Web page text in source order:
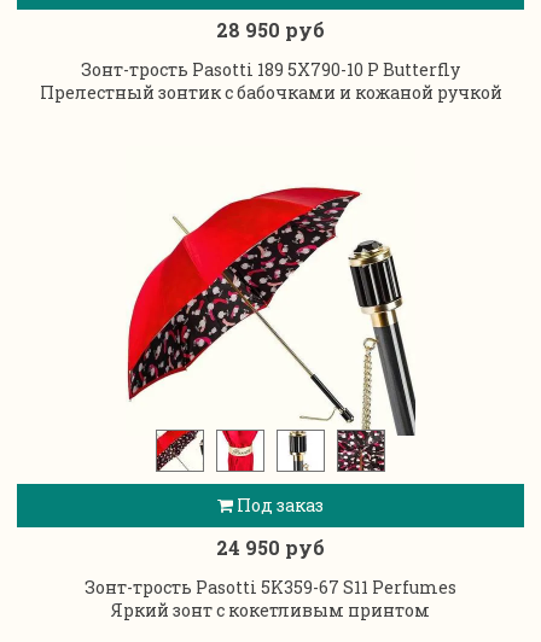
28 950 руб
Зонт-трость Pasotti 189 5X790-10 P Butterfly
Прелестный зонтик с бабочками и кожаной ручкой
Под заказ
24 950 руб
Зонт-трость Pasotti 5K359-67 S11 Perfumes
Яркий зонт с кокетливым принтом